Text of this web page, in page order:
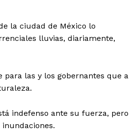
la ciudad de México lo
lluvias, diariamente,
para las y los gobernantes que
indefenso ante su fuerza, pero